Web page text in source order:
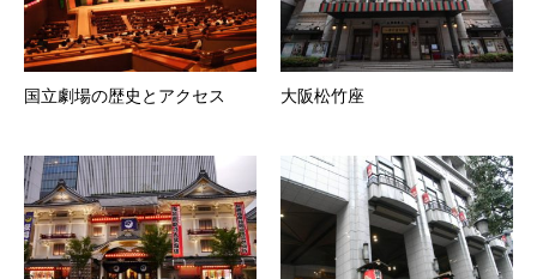
国立劇場の歴史とアクセス 大阪松竹座